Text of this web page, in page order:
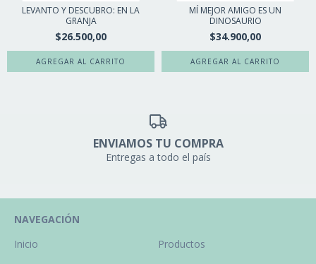
LEVANTO Y DESCUBRO: EN LA
GRANJA
$26.500,00
MÍ MEJOR AMIGO ES UN
DINOSAURIO
$34.900,00
ENVIAMOS TU COMPRA
Entregas a todo el país
NAVEGACIÓN
Inicio
Productos